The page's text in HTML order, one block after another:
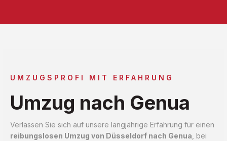
UMZUGSPROFI MIT ERFAHRUNG
Umzug nach Genua
Verlassen Sie sich auf unsere langjährige Erfahrung für einen
reibungslosen Umzug von Düsseldorf nach Genua , bei